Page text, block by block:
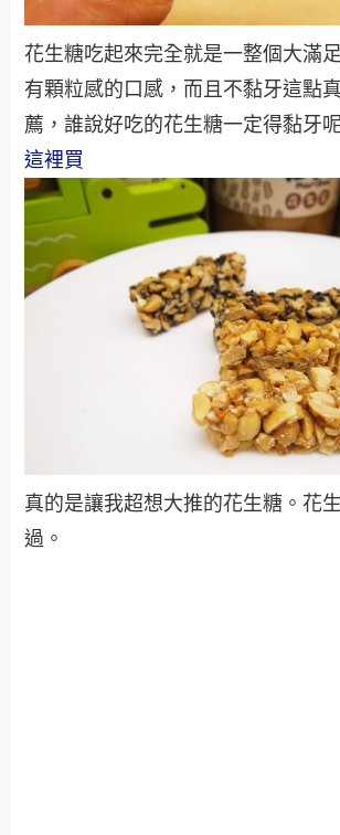
花生糖吃起來完全就是一整個大滿
有顆粒感的口感，而且不黏牙這點
薦，誰說好吃的花生糖一定得黏牙
這裡買
真的是讓我超想大推的花生糖。花
過。